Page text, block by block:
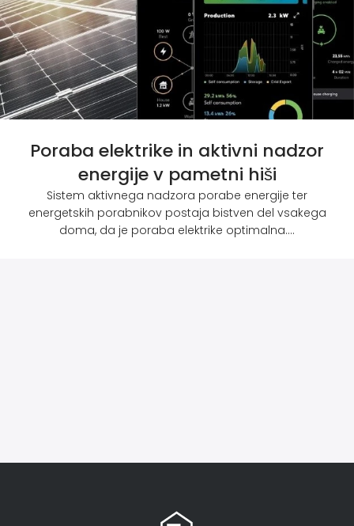
Poraba elektrike in aktivni nadzor
energije v pametni hiši
Sistem aktivnega nadzora porabe energije ter
energetskih porabnikov postaja bistven del vsakega
doma, da je poraba elektrike optimalna....